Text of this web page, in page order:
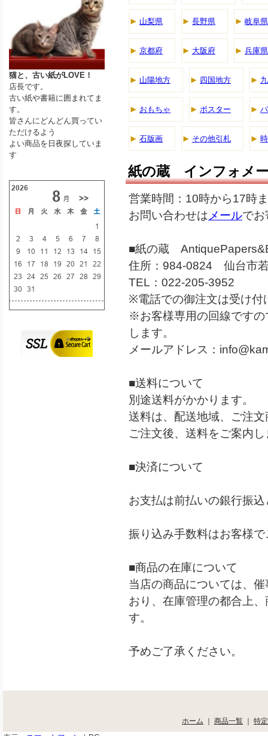
山梨県 長野県 岐阜県
京都府 大阪府 兵庫県
山陽地方 四国地方
おもちゃ ポスター
石版画 その他引札
紙の蔵 インフォメ
営業時間：10時から17時
お問い合わせは メールでお
■紙の蔵
住所：984-0824 仙台市
TEL：022-205-3952
※電話での御注文は受け付
※お客様専用の回線ですの
します。
メールアドレス：
■送料について
別途送料がかかります。
送料は、配送地域、ご注
ご注文後、送料をご案内
■決済について
お支払は前払いの銀行振
振り込み手数料はお客様
■商品の在庫について
当店の商品については、
おり、在庫管理の都合上
す。
予めご了承ください。
猫と、古い紙がLOVE！
店長です。
古い紙や書籍に囲まれてま
す。
皆さんにどんどん買ってい
ただけるよう
よい商品を日夜探していま
す
ホーム ｜ 商品一覧 ｜ 特